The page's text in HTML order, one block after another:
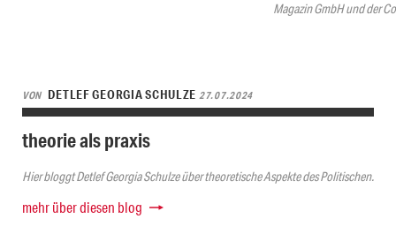
Magazin GmbH und der
VON DETLEF GEORGIA SCHULZE 27.07.2024
theorie als praxis
Hier bloggt Detlef Georgia Schulze über theoretische Aspekte des Politischen.
mehr über diesen blog